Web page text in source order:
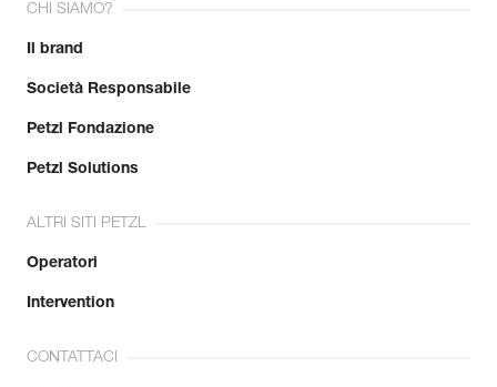
CHI SIAMO?
Il brand
Società Responsabile
Petzl Fondazione
Petzl Solutions
ALTRI SITI PETZL
Operatori
Intervention
CONTATTACI